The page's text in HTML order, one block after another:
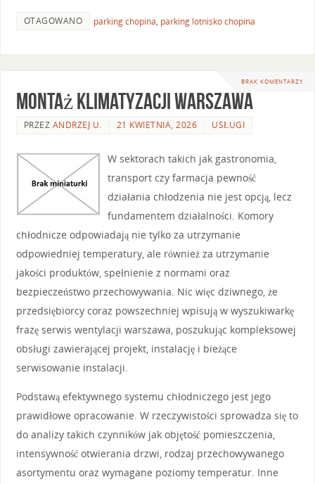
OTAGOWANO parking chopina, parking lotnisko chopina
BRAK KOMENTARZY
Montaż klimatyzacji warszawa
PRZEZ ANDRZEJ U. 21 KWIETNIA, 2026 USŁUGI
W sektorach takich jak gastronomia,
transport czy farmacja pewność
działania chłodzenia nie jest opcją, lecz
fundamentem działalności. Komory
chłodnicze odpowiadają nie tylko za utrzymanie
odpowiedniej temperatury, ale również za utrzymanie
jakości produktów, spełnienie z normami oraz
bezpieczeństwo przechowywania. Nic więc dziwnego, że
przedsiębiorcy coraz powszechniej wpisują w wyszukiwarkę
frazę serwis wentylacji warszawa, poszukując kompleksowej
obsługi zawierającej projekt, instalację i bieżące
serwisowanie instalacji.
Podstawą efektywnego systemu chłodniczego jest jego
prawidłowe opracowanie. W rzeczywistości sprowadza się to
do analizy takich czynników jak objętość pomieszczenia,
intensywność otwierania drzwi, rodzaj przechowywanego
asortymentu oraz wymagane poziomy temperatur. Inne